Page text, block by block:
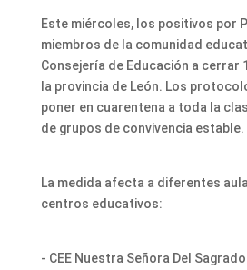
Este miércoles, los positivos por
miembros de la comunidad
Consejería de Educación a cerrar
la provincia de León. Los
poner en cuarentena a toda la
de grupos de convivencia estable.
La medida afecta a diferentes
centros educativos:
- CEE Nuestra Señora Del